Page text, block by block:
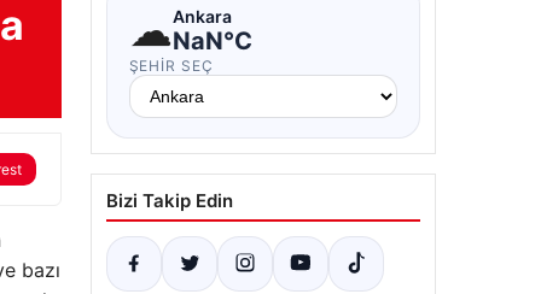
bazı
☁Ankara
NaN°C
ŞEHIR SEÇ
Bizi Takip Edin